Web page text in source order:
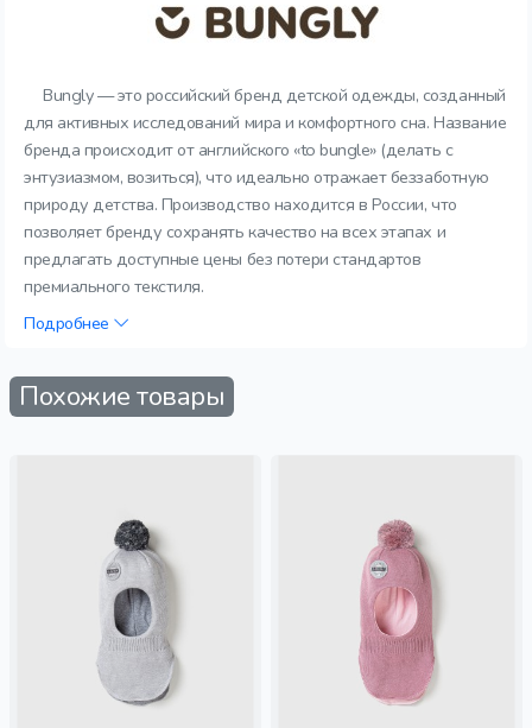
Bungly — это российский бренд детской одежды, созданный
для активных исследований мира и комфортного сна. Название
бренда происходит от английского «to bungle» (делать с
энтузиазмом, возиться), что идеально отражает беззаботную
природу детства. Производство находится в России, что
позволяет бренду сохранять качество на всех этапах и
предлагать доступные цены без потери стандартов
премиального текстиля.
Подробнее
Похожие товары